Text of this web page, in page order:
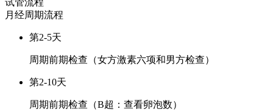
月经周期流程
第2-5天
周期前期检查（女方激素六项和男方检查）
第2-10天
周期前期检查（B超：查看卵泡数）